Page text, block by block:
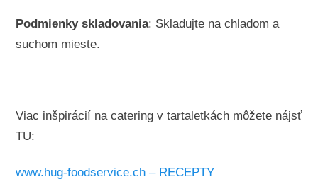
Podmienky skladovania: Skladujte na chladom a
suchom mieste.
Viac inšpirácií na catering v tartaletkách môžete nájsť
TU:
www.hug-foodservice.ch – RECEPTY